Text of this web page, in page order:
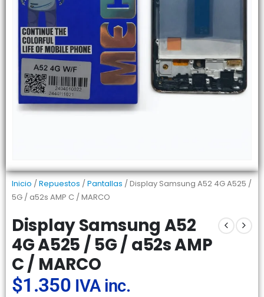
Inicio /Repuestos /Pantallas / Display Samsung A52 4G A525 /
5G / a52s AMP C / MARCO
Display Samsung A52
4G A525 / 5G / a52s AMP
C / MARCO
$1.350 IVA inc.